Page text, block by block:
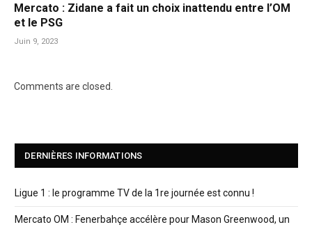
Mercato : Zidane a fait un choix inattendu entre l’OM
et le PSG
Juin 9, 2023
Comments are closed.
DERNIÈRES INFORMATIONS
Ligue 1 : le programme TV de la 1re journée est connu !
Mercato OM : Fenerbahçe accélère pour Mason Greenwood, un